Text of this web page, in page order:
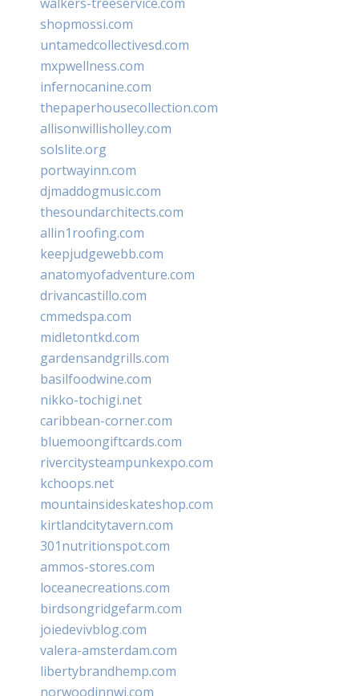
shopmossi.com
untamedcollectivesd.com
mxpwellness.com
infernocanine.com
thepaperhousecollection.com
allisonwillisholley.com
solslite.org
portwayinn.com
djmaddogmusic.com
thesoundarchitects.com
allin1roofing.com
keepjudgewebb.com
anatomyofadventure.com
drivancastillo.com
cmmedspa.com
midletontkd.com
gardensandgrills.com
basilfoodwine.com
nikko-tochigi.net
caribbean-corner.com
bluemoongiftcards.com
rivercitysteampunkexpo.com
kchoops.net
mountainsideskateshop.com
kirtlandcitytavern.com
301nutritionspot.com
ammos-stores.com
loceanecreations.com
birdsongridgefarm.com
joiedevivblog.com
valera-amsterdam.com
libertybrandhemp.com
norwoodinnwi.com